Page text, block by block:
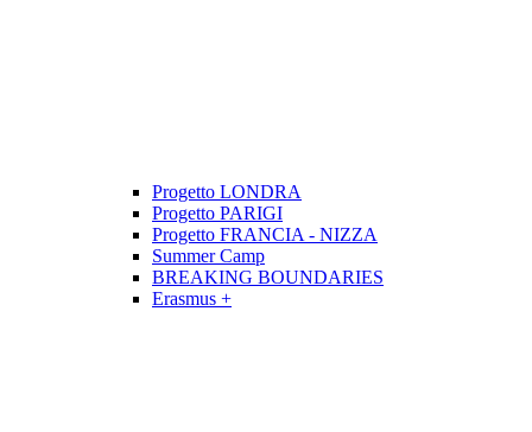
Progetto LONDRA
Progetto PARIGI
Progetto FRANCIA - NIZZA
Summer Camp
BREAKING BOUNDARIES
Erasmus +